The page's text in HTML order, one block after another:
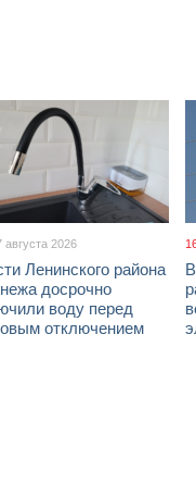
августа 2026
Ленинского района
досрочно
воду перед
отключением